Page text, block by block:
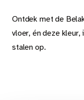
Ontdek met de
vloer, én deze kleur,
stalen op.